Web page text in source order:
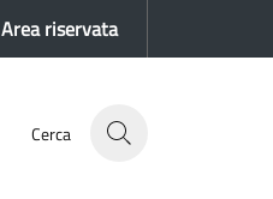
Area riservata
Cerca